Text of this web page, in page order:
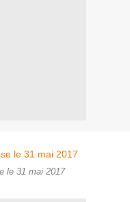
le 31 mai 2017